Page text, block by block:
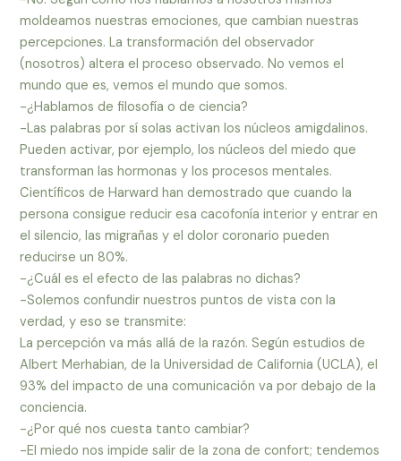
moldeamos nuestras emociones, que cambian nuestras
percepciones. La transformación del observador
(nosotros) altera el proceso observado. No vemos el
mundo que es, vemos el mundo que somos.
-¿Hablamos de filosofía o de ciencia?
-Las palabras por sí solas activan los núcleos amigdalinos.
Pueden activar, por ejemplo, los núcleos del miedo que
transforman las hormonas y los procesos mentales.
Científicos de Harward han demostrado que cuando la
persona consigue reducir esa cacofonía interior y entrar en
el silencio, las migrañas y el dolor coronario pueden
reducirse un 80%.
-¿Cuál es el efecto de las palabras no dichas?
-Solemos confundir nuestros puntos de vista con la
verdad, y eso se transmite:
La percepción va más allá de la razón. Según estudios de
Albert Merhabian, de la Universidad de California (UCLA), el
93% del impacto de una comunicación va por debajo de la
conciencia.
-¿Por qué nos cuesta tanto cambiar?
-El miedo nos impide salir de la zona de confort; tendemos